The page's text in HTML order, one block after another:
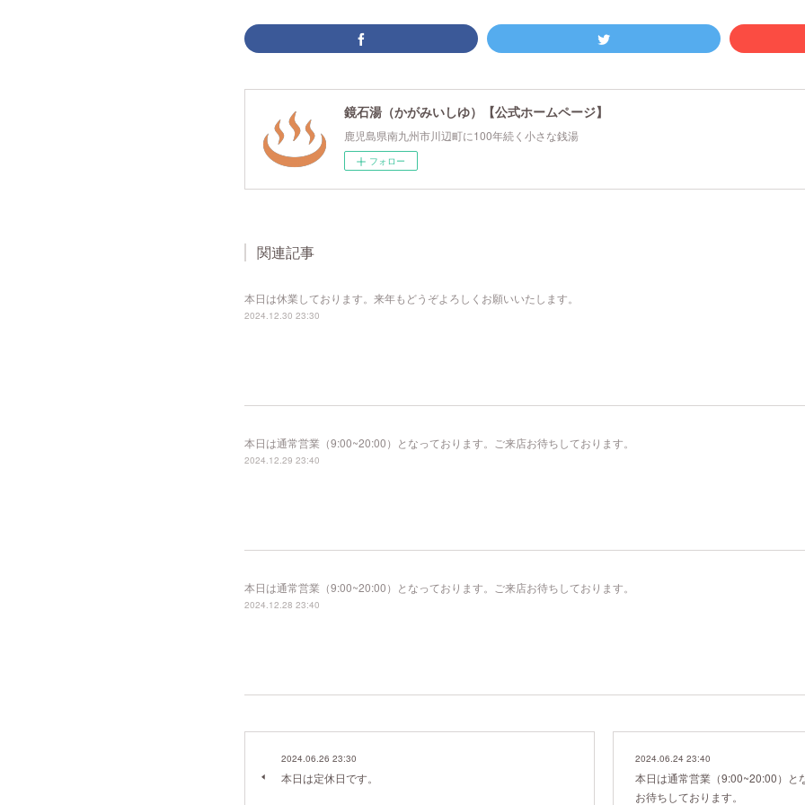
鏡石湯（かがみいしゆ）【公式ホームページ】
鹿児島県南九州市川辺町に100年続く小さな銭湯
フォロー
関連記事
本日は休業しております。来年もどうぞよろしくお願いいたします。
2024.12.30 23:30
本日は通常営業（9:00~20:00）となっております。ご来店お待ちしております。
2024.12.29 23:40
本日は通常営業（9:00~20:00）となっております。ご来店お待ちしております。
2024.12.28 23:40
2024.06.26 23:30
本日は定休日です。
2024.06.24 23:40
本日は通常営業（9:00~20:00）と
お待ちしております。